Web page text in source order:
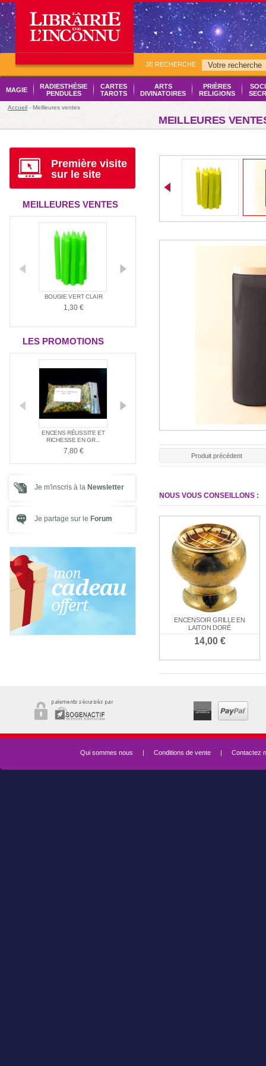
JE RECHERCHE
MAGIE
RADIESTHÉSIE
PENDULES
CARTES
TAROTS
ARTS
DIVINATOIRES
PRIÈRES
RELIGIONS
Accueil - Meilleures ventes
MEILLEURES
Première visite
sur le site
MEILLEURES VENTES
BOUGIE VERT CLAIR
1,30 €
LES PROMOTIONS
ENCENS RÉUSSITE ET
RICHESSE EN GR...
7,80 €
21,00 €
ENCENS
Je m'inscris à la Newsletter
Je partage sur le Forum
Produit précédent
NOUS VOUS CONSEILLONS :
ENCENSOIR GRILLE EN
LAITON DORÉ
14,00 €
Qui sommes nous Conditions de vente Contactez